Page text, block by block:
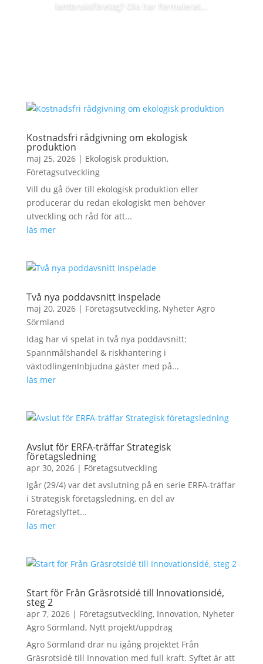
lantbruksföretag? Ola har formulerat...
Kostnadsfri rådgivning om ekologisk
produktion
maj 25, 2026| Ekologisk produktion,
Företagsutveckling
Vill du gå över till ekologisk produktion eller
producerar du redan ekologiskt men behöver
utveckling och råd för att...
läs mer
Två nya poddavsnitt inspelade
maj 20, 2026| Företagsutveckling, Nyheter Agro
Sörmland
Idag har vi spelat in två nya poddavsnitt:
Spannmålshandel & riskhantering i
växtodlingenInbjudna gäster med på...
läs mer
Avslut för ERFA-träffar Strategisk
företagsledning
apr 30, 2026| Företagsutveckling
Igår (29/4) var det avslutning på en serie ERFA-träffar
i Strategisk företagsledning, en del av
Företagslyftet...
läs mer
Start för Från Gräsrotsidé till Innovationsidé,
steg 2
apr 7, 2026| Företagsutveckling, Innovation, Nyheter
Agro Sörmland, Nytt projekt/uppdrag
Agro Sörmland drar nu igång projektet Från
Gräsrotsidé till Innovation med full kraft. Syftet är att